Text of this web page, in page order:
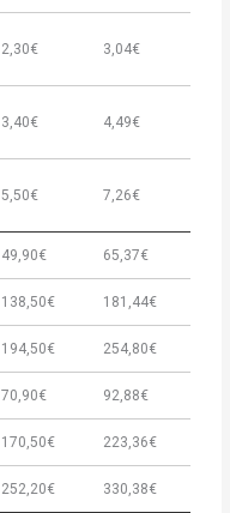
2,30€ 3,04€
3,40€ 4,49€
5,50€ 7,26€
49,90€ 65,37€
138,50€ 181,44€
194,50€ 254,80€
70,90€ 92,88€
170,50€ 223,36€
252,20€ 330,38€